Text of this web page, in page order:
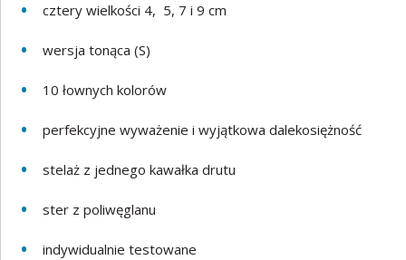
cztery wielkości 4, 5, 7 i 9 cm
wersja tonąca (S)
10 łownych kolorów
perfekcyjne wyważenie i wyjątkowa dalekosiężność
stelaż z jednego kawałka drutu
ster z poliwęglanu
indywidualnie testowane